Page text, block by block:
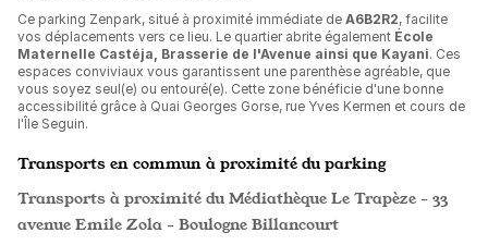
Ce parking Zenpark, situé à proximité immédiate de A6B2R2, facilite
vos déplacements vers ce lieu. Le quartier abrite également École
Maternelle Castéja, Brasserie de l'Avenue ainsi que Kayani. Ces
espaces conviviaux vous garantissent une parenthèse agréable, que
vous soyez seul(e) ou entouré(e). Cette zone bénéficie d'une bonne
accessibilité grâce à Quai Georges Gorse, rue Yves Kermen et cours de
l'Île Seguin.
Transports en commun à proximité du parking
Transports à proximité du Médiathèque Le Trapèze - 33
avenue Emile Zola - Boulogne Billancourt